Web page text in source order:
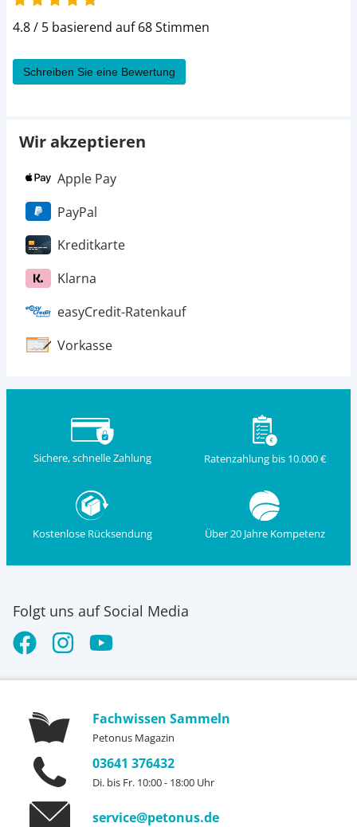
4.8 / 5 basierend auf 68 Stimmen
Schreiben Sie eine Bewertung
Wir akzeptieren
Apple Pay
PayPal
Kreditkarte
Klarna
easyCredit-Ratenkauf
Vorkasse
Sichere, schnelle Zahlung Ratenzahlung bis 10.000 €
Kostenlose Rücksendung Über 20 Jahre Kompetenz
Folgt uns auf Social Media
Fachwissen Sammeln
Petonus Magazin
03641 376432
Di. bis Fr. 10:00 - 18:00 Uhr
service@petonus.de